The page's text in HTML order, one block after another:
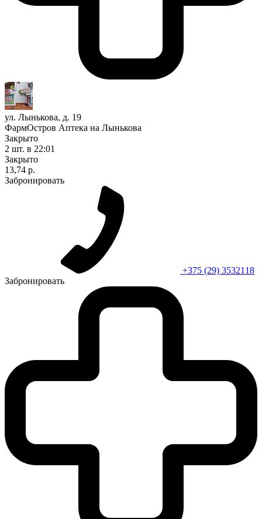
ул. Лынькова, д. 19
ФармОстров Аптека на Лынькова
Закрыто
2 шт. в 22:01
Закрыто
13,74 р.
Забронировать
+375 (29) 3532118
Забронировать